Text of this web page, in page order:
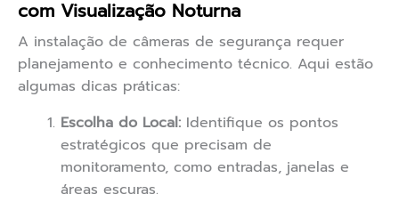
com Visualização Noturna
A instalação de câmeras de segurança requer
planejamento e conhecimento técnico. Aqui estão
algumas dicas práticas:
Escolha do Local: Identifique os pontos
estratégicos que precisam de
monitoramento, como entradas, janelas e
áreas escuras.